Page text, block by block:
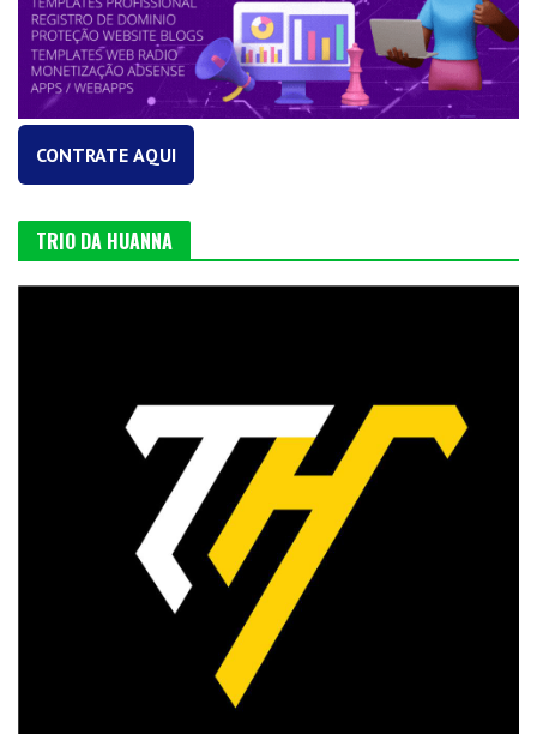
CONTRATE AQUI
TRIO DA HUANNA